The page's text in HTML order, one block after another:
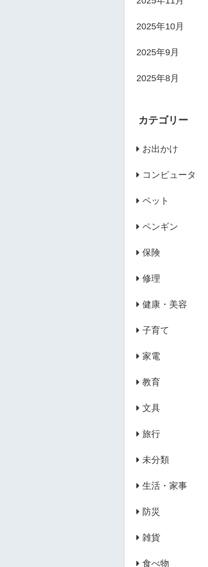
2025年10月
2025年9月
2025年8月
カテゴリー
お出かけ
コンピュータ
ペット
ペンギン
保険
修理
健康・美容
子育て
家電
教育
文具
旅行
未分類
生活・家事
防災
雑貨
食べ物